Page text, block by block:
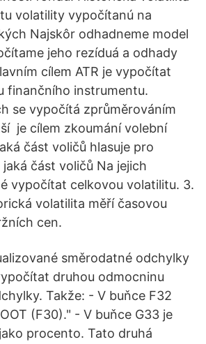
volatility vypočítanú na
Najskôr odhadneme model
jeho rezíduá a odhady
cílem ATR je vypočítat
finančního instrumentu.
se vypočítá zprůměrováním
je cílem zkoumání volební
část voličů hlasuje pro
část voličů Na jejich
vypočítat celkovou volatilitu. 3.
volatilita měří časovou
cen.
směrodatné odchylky
druhou odmocninu
Takže: - V buňce F32
(F30)." - V buňce G33 je
procento. Tato druhá